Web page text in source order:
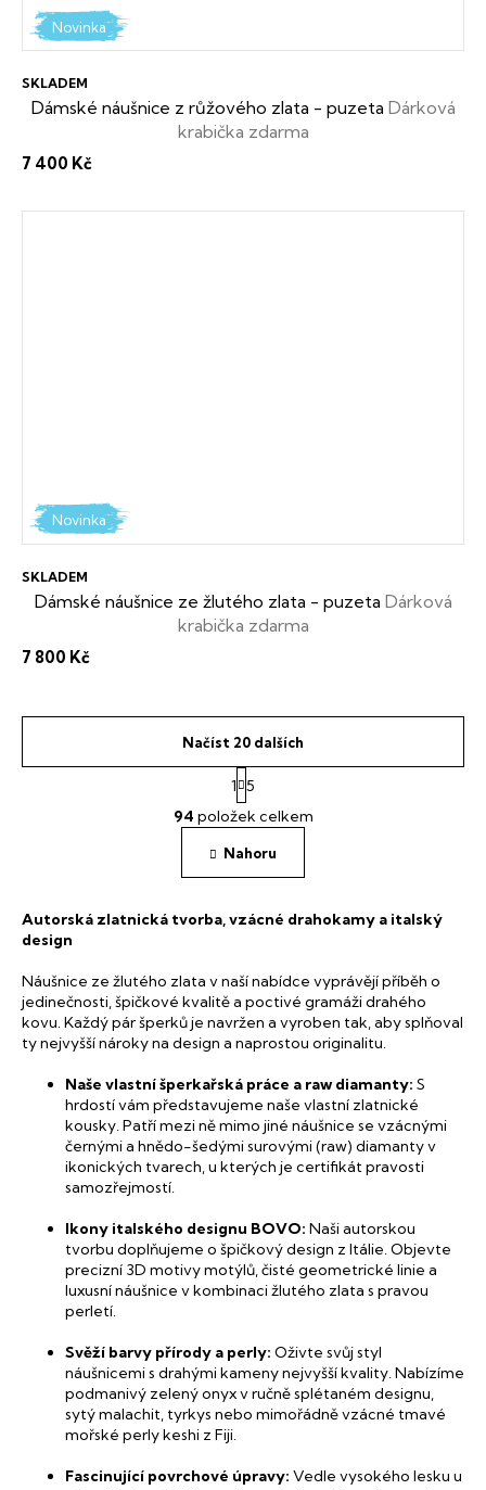
Novinka
Dámské náušnice z růžového zlata - puzeta Dárková
krabička zdarma
SKLADEM
7 400 Kč
Novinka
Dámské náušnice ze žlutého zlata - puzeta Dárková
krabička zdarma
SKLADEM
7 800 Kč
O
v
l
á
c
p
r
v
k
y
ý
p
i
s
u
Načíst 20 dalších
S
t
r
á
n
o
á
1 5
94 položek celkem
Nahoru
Autorská zlatnická tvorba, vzácné drahokamy a italský
design
Náušnice ze žlutého zlata v naší nabídce vyprávějí příběh o
jedinečnosti, špičkové kvalitě a poctivé gramáži drahého
kovu. Každý pár šperků je navržen a vyroben tak, aby splňoval
ty nejvyšší nároky na design a naprostou originalitu.
Naše vlastní šperkařská práce a raw diamanty: S
hrdostí vám představujeme naše vlastní zlatnické
kousky. Patří mezi ně mimo jiné náušnice se vzácnými
černými a hnědo-šedými surovými (raw) diamanty v
ikonických tvarech, u kterých je certifikát pravosti
samozřejmostí.
Ikony italského designu BOVO: Naši autorskou
tvorbu doplňujeme o špičkový design z Itálie. Objevte
precizní 3D motivy motýlů, čisté geometrické linie a
luxusní náušnice v kombinaci žlutého zlata s pravou
perletí.
Svěží barvy přírody a perly: Oživte svůj styl
náušnicemi s drahými kameny nejvyšší kvality. Nabízíme
podmanivý zelený onyx v ručně splétaném designu,
sytý malachit, tyrkys nebo mimořádně vzácné tmavé
mořské perly keshi z Fiji.
Fascinující povrchové úpravy: Vedle vysokého lesku u